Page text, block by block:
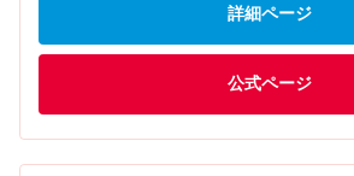
詳細ページ
公式ページ